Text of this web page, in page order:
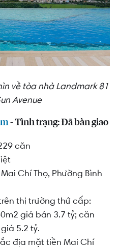
về tòa nhà Landmark 81
Avenue
- Tình trạng: Đã bàn giao
căn
Chí Thọ, Phường Bình
thị trường thứ cấp:
giá bán 3.7 tỷ; căn
5.2 tỷ.
địa mặt tiền Mai Chí